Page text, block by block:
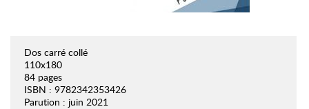
Dos carré collé
110x180
84 pages
ISBN : 9782342353426
Parution : juin 2021